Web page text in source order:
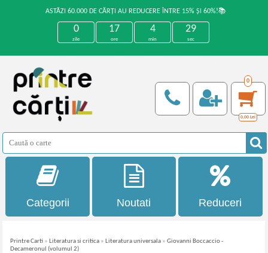
ASTĂZI 60.000 DE CĂRȚI AU REDUCERE ÎNTRE 15% ȘI 60%!📚
0
zile
17
ore
4
min
29
sec
0
0,00 Lei
Categorii Noutati Reduceri
Printre Carti » Literatura si critica » Literatura universala »Giovanni Boccaccio -
Decameronul (volumul 2)